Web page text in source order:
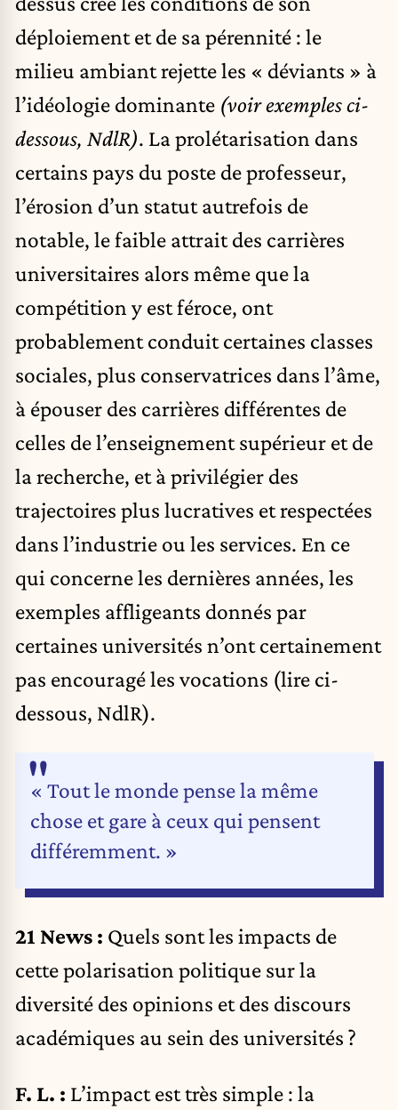
déploiement et de sa pérennité : le
milieu ambiant rejette les « déviants » à
l’idéologie dominante (voir exemples ci-
dessous, NdlR). La prolétarisation dans
certains pays du poste de professeur,
l’érosion d’un statut autrefois de
notable, le faible attrait des carrières
universitaires alors même que la
compétition y est féroce, ont
probablement conduit certaines classes
sociales, plus conservatrices dans l’âme,
à épouser des carrières différentes de
celles de l’enseignement supérieur et de
la recherche, et à privilégier des
trajectoires plus lucratives et respectées
dans l’industrie ou les services. En ce
qui concerne les dernières années, les
exemples affligeants donnés par
certaines universités n’ont certainement
pas encouragé les vocations (lire ci-
dessous, NdlR).
« Tout le monde pense la même
chose et gare à ceux qui pensent
différemment. »
21 News : Quels sont les impacts de
cette polarisation politique sur la
diversité des opinions et des discours
académiques au sein des universités ?
F. L. : L’impact est très simple : la